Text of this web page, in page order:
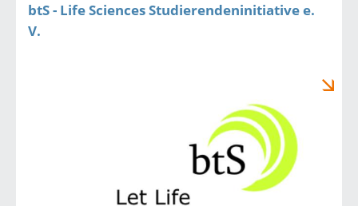
btS - Life Sciences Studierendeninitiative e.
V.